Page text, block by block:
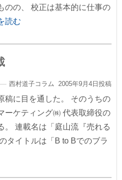
のの、 校正は基本的に仕事の
読む
西村道子コラム 2005年9月4日投稿
稿に目を通した。 そのうちの
ーケティング㈱ 代表取締役の
。 連載名は「庭山流『売れる
タイトルは「B to Bでのブラ